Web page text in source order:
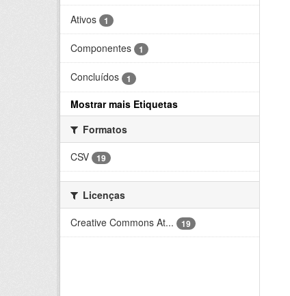
Ativos 1
Componentes 1
Concluídos 1
Mostrar mais Etiquetas
Formatos
CSV
19
Licenças
Creative Commons At...
19